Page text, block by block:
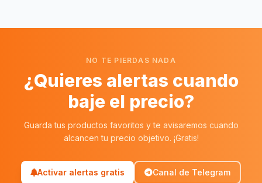
NO TE PIERDAS NADA
¿Quieres alertas cuando
baje el precio?
Guarda tus productos favoritos y te avisaremos cuando
alcancen tu precio objetivo. ¡Gratis!
Activar alertas gratis Canal de Telegram